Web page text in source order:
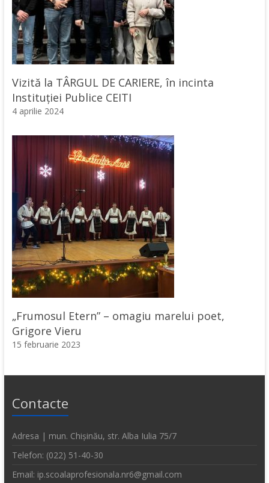
Vizită la TÂRGUL DE CARIERE, în incinta
Instituției Publice CEITI
4 aprilie 2024
„Frumosul Etern” – omagiu marelui poet,
Grigore Vieru
15 februarie 2023
Contacte
Adresa | mun. Chișinău, str. Alba Iulia 75/7
Telefon: (022) 51-40-30
Email: ip.scoalaprofesionala.nr6@gmail.com